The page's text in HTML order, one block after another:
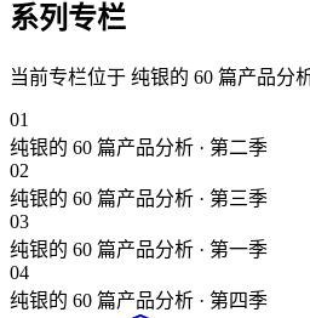
系列专栏
当前专栏位于 纯银的 60 篇产品分
01
纯银的 60 篇产品分析 · 第二季
02
纯银的 60 篇产品分析 · 第三季
03
纯银的 60 篇产品分析 · 第一季
04
纯银的 60 篇产品分析 · 第四季